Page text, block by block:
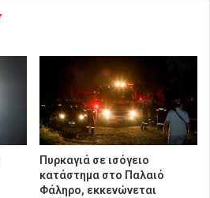
Πυρκαγιά σε ισόγειο
κατάστημα στο Παλαιό
Φάληρο, εκκενώνεται